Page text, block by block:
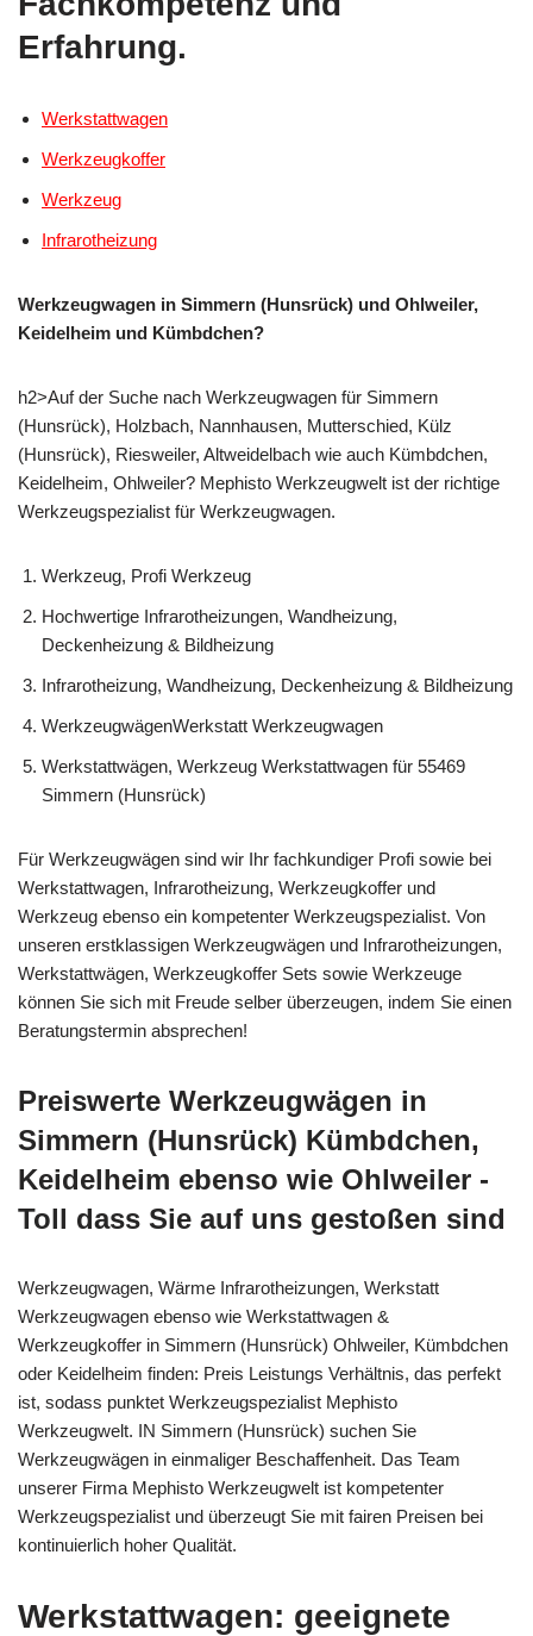
Erfahrung.
Werkstattwagen
Werkzeugkoffer
Werkzeug
Infrarotheizung
Werkzeugwagen in Simmern (Hunsrück) und Ohlweiler,
Keidelheim und Kümbdchen?
h2>Auf der Suche nach Werkzeugwagen für Simmern
(Hunsrück), Holzbach, Nannhausen, Mutterschied, Külz
(Hunsrück), Riesweiler, Altweidelbach wie auch Kümbdchen,
Keidelheim, Ohlweiler? Mephisto Werkzeugwelt ist der richtige
Werkzeugspezialist für Werkzeugwagen.
Werkzeug, Profi Werkzeug
Hochwertige Infrarotheizungen, Wandheizung,
Deckenheizung & Bildheizung
Infrarotheizung, Wandheizung, Deckenheizung & Bildheizung
WerkzeugwägenWerkstatt Werkzeugwagen
Werkstattwägen, Werkzeug Werkstattwagen für 55469
Simmern (Hunsrück)
Für Werkzeugwägen sind wir Ihr fachkundiger Profi sowie bei
Werkstattwagen, Infrarotheizung, Werkzeugkoffer und
Werkzeug ebenso ein kompetenter Werkzeugspezialist. Von
unseren erstklassigen Werkzeugwägen und Infrarotheizungen,
Werkstattwägen, Werkzeugkoffer Sets sowie Werkzeuge
können Sie sich mit Freude selber überzeugen, indem Sie einen
Beratungstermin absprechen!
Preiswerte Werkzeugwägen in
Simmern (Hunsrück) Kümbdchen,
Keidelheim ebenso wie Ohlweiler -
Toll dass Sie auf uns gestoßen sind
Werkzeugwagen, Wärme Infrarotheizungen, Werkstatt
Werkzeugwagen ebenso wie Werkstattwagen &
Werkzeugkoffer in Simmern (Hunsrück) Ohlweiler, Kümbdchen
oder Keidelheim finden: Preis Leistungs Verhältnis, das perfekt
ist, sodass punktet Werkzeugspezialist Mephisto
Werkzeugwelt. IN Simmern (Hunsrück) suchen Sie
Werkzeugwägen in einmaliger Beschaffenheit. Das Team
unserer Firma Mephisto Werkzeugwelt ist kompetenter
Werkzeugspezialist und überzeugt Sie mit fairen Preisen bei
kontinuierlich hoher Qualität.
Werkstattwagen: geeignete